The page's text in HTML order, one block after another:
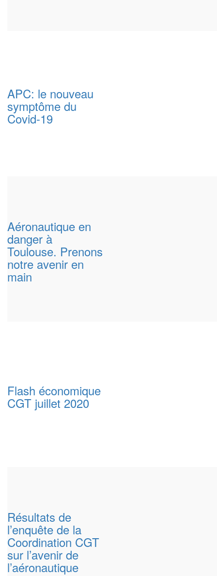
APC: le nouveau
symptôme du
Covid-19
Aéronautique en
danger à
Toulouse. Prenons
notre avenir en
main
Flash économique
CGT juillet 2020
Résultats de
l’enquête de la
Coordination CGT
sur l’avenir de
l’aéronautique